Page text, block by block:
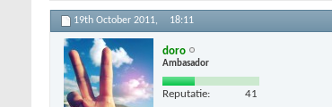
19th October 2011, 18:11
doro
Ambasador
Reputatie: 41